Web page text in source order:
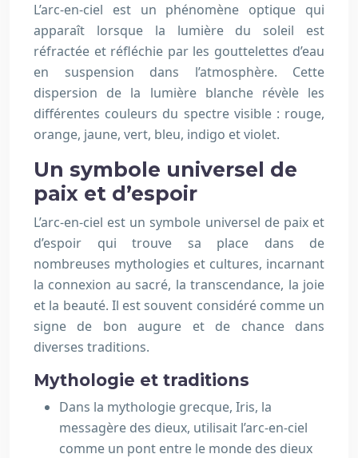
L’arc-en-ciel est un phénomène optique qui
apparaît lorsque la lumière du soleil est
réfractée et réfléchie par les gouttelettes d’eau
en suspension dans l’atmosphère. Cette
dispersion de la lumière blanche révèle les
différentes couleurs du spectre visible : rouge,
orange, jaune, vert, bleu, indigo et violet.
Un symbole universel de
paix et d’espoir
L’arc-en-ciel est un symbole universel de paix et
d’espoir qui trouve sa place dans de
nombreuses mythologies et cultures, incarnant
la connexion au sacré, la transcendance, la joie
et la beauté. Il est souvent considéré comme un
signe de bon augure et de chance dans
diverses traditions.
Mythologie et traditions
Dans la mythologie grecque, Iris, la
messagère des dieux, utilisait l’arc-en-ciel
comme un pont entre le monde des dieux